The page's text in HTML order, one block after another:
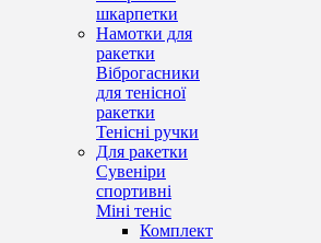
шкарпетки
Намотки для
ракетки
Віброгасники
для тенісної
ракетки
Тенісні ручки
Для ракетки
Сувеніри
спортивні
Міні теніс
Комплект